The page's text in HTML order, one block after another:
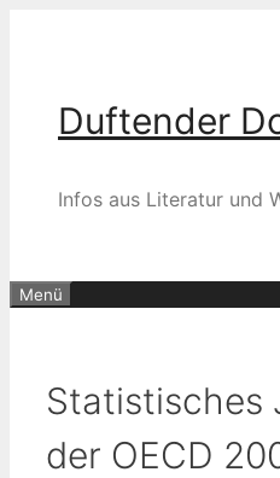
Duftender
Infos aus Literatur und
Menü
Statistisches
der OECD